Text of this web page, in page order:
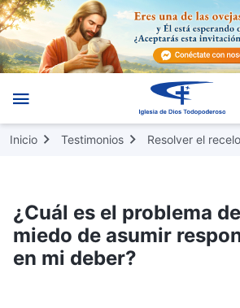
Inicio Testimonios Resolver el
¿Cuál es el problema
miedo de asumir
en mi deber?